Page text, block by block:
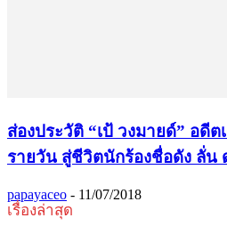
ส่องประวัติ “เป้ วงมายด์” อดีต
รายวัน สู่ชีวิตนักร้องชื่อดัง ลั่น
papayaceo - 11/07/2018
เรื่องล่าสุด